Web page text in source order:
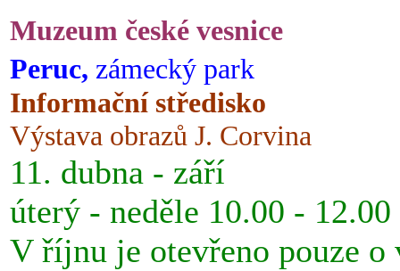
Muzeum české vesnice
Peruc, zámecký park
Informační středisko
Výstava obrazů J. Corvina
11. dubna - září
úterý - neděle 10.00 -
V říjnu je otevřeno pouze o